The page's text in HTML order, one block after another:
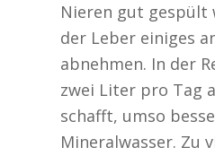
Nieren gut gespült
der Leber einiges
abnehmen. In der
zwei Liter pro Tag
schafft, umso
Mineralwasser. Zu